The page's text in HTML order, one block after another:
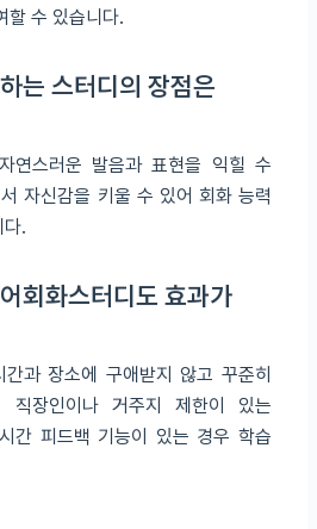
할 수 있습니다.
는 스터디의 장점은
연스러운 발음과 표현을 익힐 수
자신감을 키울 수 있어 회화 능력
.
회화스터디도 효과가
과 장소에 구애받지 않고 꾸준히
장인이나 거주지 제한이 있는
간 피드백 기능이 있는 경우 학습